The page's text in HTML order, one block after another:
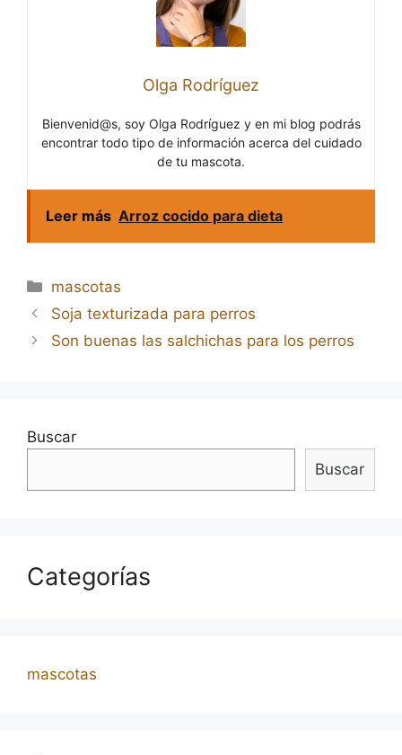
Olga Rodríguez
Bienvenid@s, soy Olga Rodríguez y en mi blog podrás
encontrar todo tipo de información acerca del cuidado
de tu mascota.
Leer más Arroz cocido para dieta
Categorías
mascotas
Navegación
de
Soja texturizada para perros
Son buenas las salchichas para los perros
Buscar
Buscar
Categorías
mascotas